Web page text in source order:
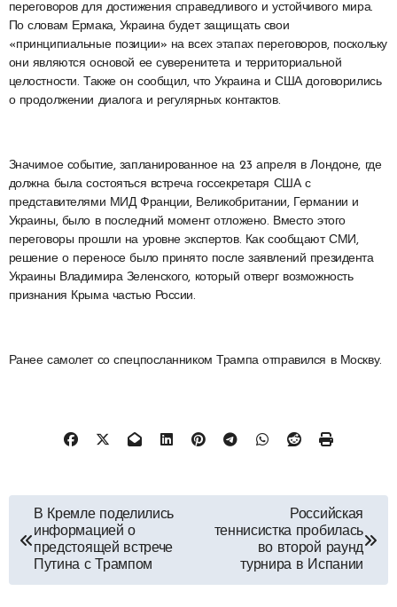
переговоров для достижения справедливого и устойчивого мира.
По словам Ермака, Украина будет защищать свои
«принципиальные позиции» на всех этапах переговоров, поскольку
они являются основой ее суверенитета и территориальной
целостности. Также он сообщил, что Украина и США договорились
о продолжении диалога и регулярных контактов.
Значимое событие, запланированное на 23 апреля в Лондоне, где
должна была состояться встреча госсекретаря США с
представителями МИД Франции, Великобритании, Германии и
Украины, было в последний момент отложено. Вместо этого
переговоры прошли на уровне экспертов. Как сообщают СМИ,
решение о переносе было принято после заявлений президента
Украины Владимира Зеленского, который отверг возможность
признания Крыма частью России.
Ранее самолет со спецпосланником Трампа отправился в Москву.
Навигация
по
записям
В Кремле поделились
информацией о
предстоящей встрече
Путина с Трампом
Российская
теннисистка пробилась
во второй раунд
турнира в Испании